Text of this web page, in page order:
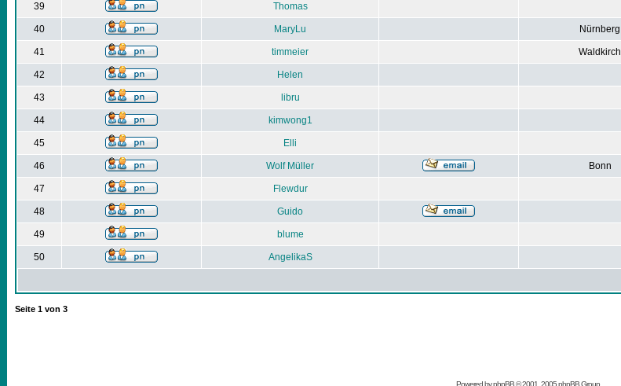
39 Thomas
40 MaryLu Nürnberg
41 timmeier Waldkirch
42 Helen
43 libru
44 kimwong1
45 Elli
46 Wolf Müller Bonn
47 Flewdur
48 Guido
49 blume
50 AngelikaS
Seite 1 von 3
Powered byphpBB© 2001, 2005 phpBB Group